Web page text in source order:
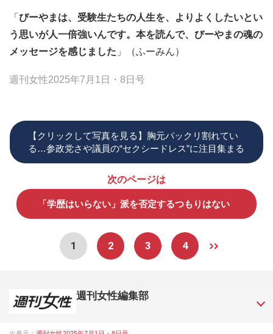
「 びーやまは、受験生たちの人生を、よりよくしたいとい
う思いが人一倍強いんです。本を読んで、びーやまの魂の
メッセージを感じました 」（ふーみん）
週刊女性2025年7月1日・8日号
【クリックして写真を見る】胸元パックリ割れてい
る…参政党さや議員の“セクシードレス”に注目集まる
次のページは
「学歴はいらない」派を否定するつもりはない
1 2 3 4
週刊女性編集部